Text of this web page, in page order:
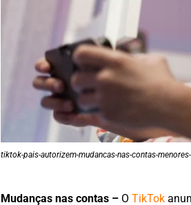
tiktok-pais-autorizem-mudancas-nas-contas-
Mudanças nas contas –O TikTok